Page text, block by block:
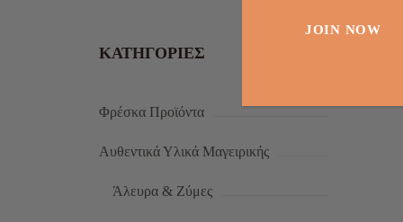
ΚΑΤΗΓΟΡΊΕΣ
Φρέσκα Προϊόντα
Αυθεντικά Υλικά Μαγειρικής
Άλευρα & Ζύμες